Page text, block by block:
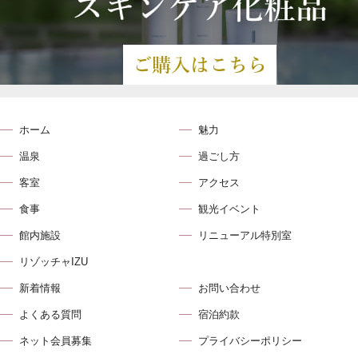
ホーム
温泉
客室
食事
館内施設
リゾッチャIZU
魅力
過ごし方
アクセス
観光イベント
リニューアル特別室
新着情報
よくある質問
ネット会員募集
お問い合わせ
宿泊約款
プライバシーポリシー